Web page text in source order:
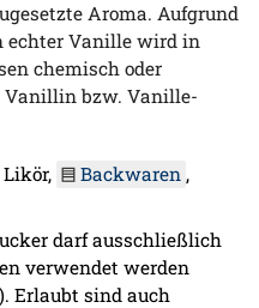
Aroma. Aufgrund
echter Vanille wird in
chemisch oder
Vanillin bzw. Vanille-
Likör, Backwaren ,
darf ausschließlich
verwendet werden
Erlaubt sind auch